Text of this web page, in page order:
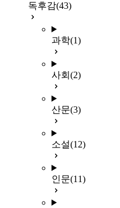
독후감(43)
과학(1)
사회 (2)
산문(3)
소설(12)
인문(11)